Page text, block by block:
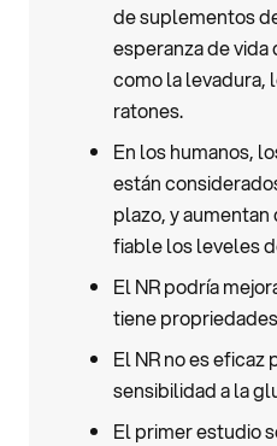
de suplementos
esperanza de vida
como la levadura,
ratones.
En los humanos,
están
plazo, y aumentan
fiable los leveles
El NR podría
tiene
El NR no es eficaz
sensibilidad a la
El primer estudio